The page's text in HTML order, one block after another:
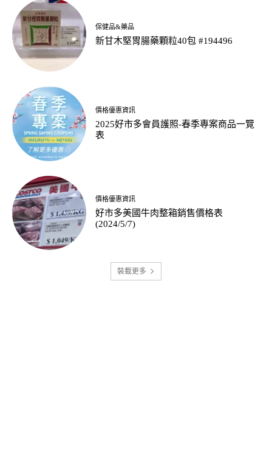
保健品&藥品
新甘木堅胃腸藥顆粒40包 #194496
價格優惠資訊
2025好市多會員護照-春季專案商品一覽
表
價格優惠資訊
好市多美國牛肉整箱銷售價格表
(2024/5/7)
裝載更多